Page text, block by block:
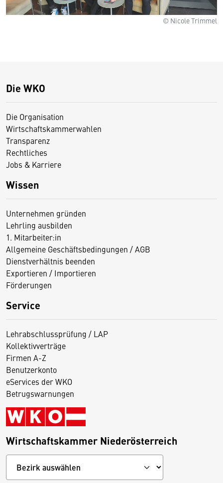
© Nicole Trimmel
Die WKO
Die Organisation
Wirtschaftskammerwahlen
Transparenz
Rechtliches
Jobs & Karriere
Wissen
Unternehmen gründen
Lehrling ausbilden
1. Mitarbeiter:in
Allgemeine Geschäftsbedingungen / AGB
Dienstverhältnis beenden
Exportieren / Importieren
Förderungen
Service
Lehrabschlussprüfung / LAP
Kollektivverträge
Firmen A-Z
Benutzerkonto
eServices der WKO
Betrugswarnungen
Wirtschaftskammer Niederösterreich